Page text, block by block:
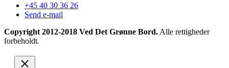
+45 40 30 36 26
Send e-mail
Copyright 2012-2018 Ved Det Grønne Bord. Alle rettigheder
forbeholdt.